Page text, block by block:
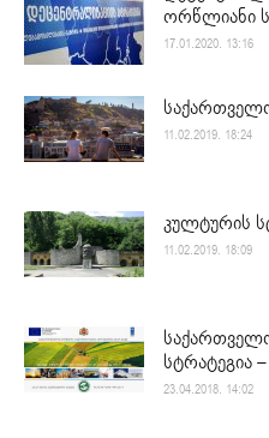
ორწლიანი
17.01.2020. 13:16
11.02.2019. 18:24
კულტურის
11.02.2019. 18:09
სტრატეგია
23.04.2018. 14:02